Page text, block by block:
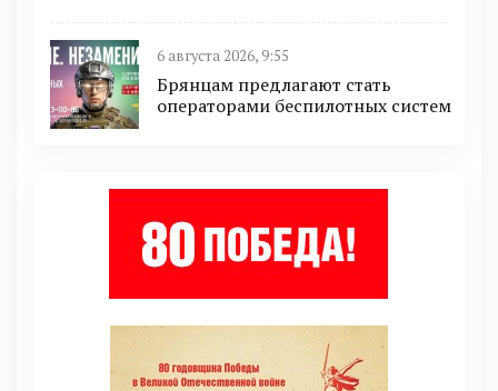
6 августа 2026, 9:55
Брянцам предлагают стать
оперaторами бeспилотных систeм